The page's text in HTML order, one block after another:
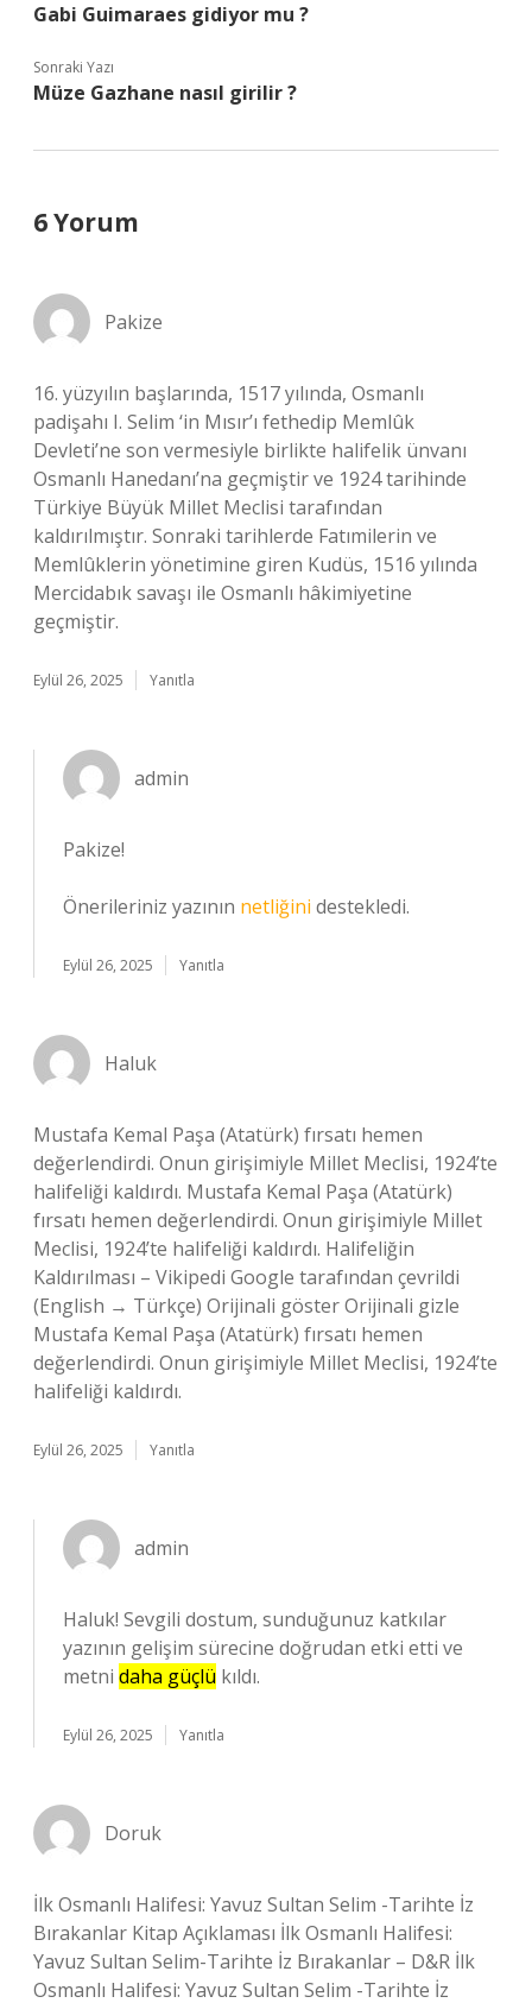
Gabi Guimaraes gidiyor mu ?
Sonraki Yazı
Müze Gazhane nasıl girilir ?
6 Yorum
Pakize
16. yüzyılın başlarında, 1517 yılında, Osmanlı
padişahı I. Selim ‘in Mısır’ı fethedip Memlûk
Devleti’ne son vermesiyle birlikte halifelik ünvanı
Osmanlı Hanedanı’na geçmiştir ve 1924 tarihinde
Türkiye Büyük Millet Meclisi tarafından
kaldırılmıştır. Sonraki tarihlerde Fatımilerin ve
Memlûklerin yönetimine giren Kudüs, 1516 yılında
Mercidabık savaşı ile Osmanlı hâkimiyetine
geçmiştir.
Eylül 26, 2025 Yanıtla
admin
Pakize!
Önerileriniz yazının netliğini destekledi.
Eylül 26, 2025 Yanıtla
Haluk
Mustafa Kemal Paşa (Atatürk) fırsatı hemen
değerlendirdi. Onun girişimiyle Millet Meclisi, 1924’te
halifeliği kaldırdı. Mustafa Kemal Paşa (Atatürk)
fırsatı hemen değerlendirdi. Onun girişimiyle Millet
Meclisi, 1924’te halifeliği kaldırdı. Halifeliğin
Kaldırılması – Vikipedi Google tarafından çevrildi
(English → Türkçe) Orijinali göster Orijinali gizle
Mustafa Kemal Paşa (Atatürk) fırsatı hemen
değerlendirdi. Onun girişimiyle Millet Meclisi, 1924’te
halifeliği kaldırdı.
Eylül 26, 2025 Yanıtla
admin
Haluk! Sevgili dostum, sunduğunuz katkılar
yazının gelişim sürecine doğrudan etki etti ve
metni daha güçlü kıldı.
Eylül 26, 2025 Yanıtla
Doruk
İlk Osmanlı Halifesi: Yavuz Sultan Selim -Tarihte İz
Bırakanlar Kitap Açıklaması İlk Osmanlı Halifesi:
Yavuz Sultan Selim-Tarihte İz Bırakanlar – D&R İlk
Osmanlı Halifesi: Yavuz Sultan Selim -Tarihte İz